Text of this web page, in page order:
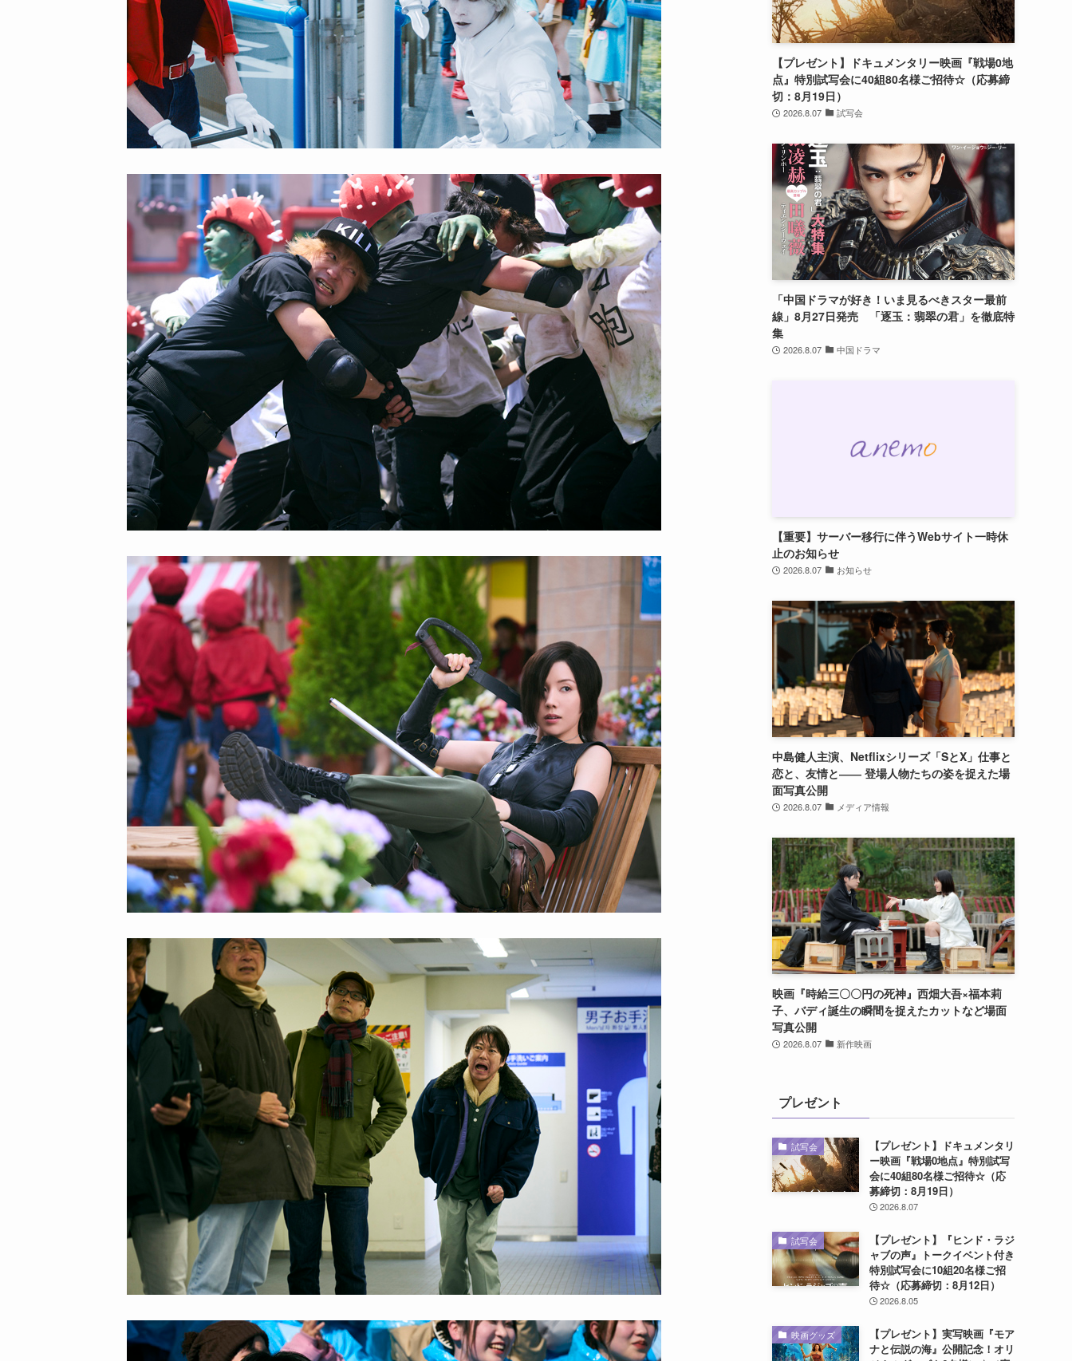
【プレゼント】ドキュメンタリー映画『戦場0地
点』特別試写会に40組80名様ご招待☆（応募締
切：8月19日）
2026.8.07 試写会
「中国ドラマが好き！いま見るべきスター最前
線」8月27日発売 「逐玉：翡翠の君」を徹底特
集
2026.8.07 中国ドラマ
【重要】サーバー移行に伴うWebサイト一時休
止のお知らせ
2026.8.07 お知らせ
中島健人主演、Netflixシリーズ「SとX」仕事と
恋と、友情と―― 登場人物たちの姿を捉えた場
面写真公開
2026.8.07 メディア情報
映画『時給三〇〇円の死神』西畑大吾×福本莉
子、バディ誕生の瞬間を捉えたカットなど場面
写真公開
2026.8.07 新作映画
プレゼント
試写会
【プレゼント】ドキュメンタリ
ー映画『戦場0地点』特別試写
会に40組80名様ご招待☆（応
募締切：8月19日）
2026.8.07
試写会
【プレゼント】『ヒンド・ラジ
ャブの声』トークイベント付き
特別試写会に10組20名様ご招
待☆（応募締切：8月12日）
2026.8.05
映画グッズ
【プレゼント】実写映画『モア
ナと伝説の海』公開記念！オリ